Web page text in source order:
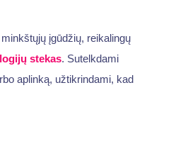
įgūdžių, reikalingų
stekas. Sutelkdami
aplinką, užtikrindami, kad